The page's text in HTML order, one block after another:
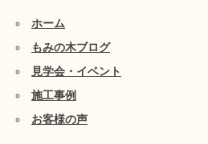
ホーム
もみの木ブログ
見学会・イベント
施工事例
お客様の声